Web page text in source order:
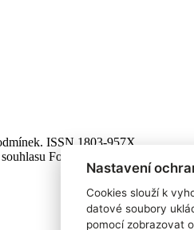
ISSN 1803-957X
Focus Agency, s.r.o.
Nastavení
Cookies slouží k
datové soubory
pomocí zobrazovat